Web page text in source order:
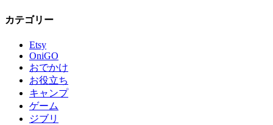
カテゴリー
Etsy
OniGO
おでかけ
お役立ち
キャンプ
ゲーム
ジブリ